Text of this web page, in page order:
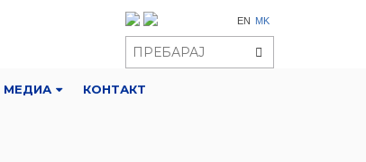
EN MK
МЕДИА КОНТАКТ